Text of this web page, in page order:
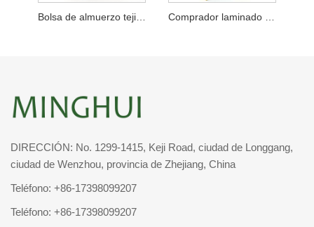
Bolsa de almuerzo tejida de PP reciclado
DIRECCIÓN: No. 1299-1415, Keji Road, ciudad de Longgang,
ciudad de Wenzhou, provincia de Zhejiang, China
Teléfono: +86-17398099207
Teléfono: +86-17398099207